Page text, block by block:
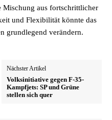
Mischung aus fortschrittlicher
und Flexibilität könnte das
grundlegend verändern.
Nächster Artikel
Volksinitiative gegen F-35-
Kampfjets: SP und Grüne
stellen sich quer